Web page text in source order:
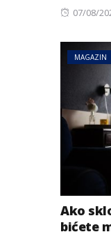
Posted
07/08/
MAGAZIN
Ako
bićete